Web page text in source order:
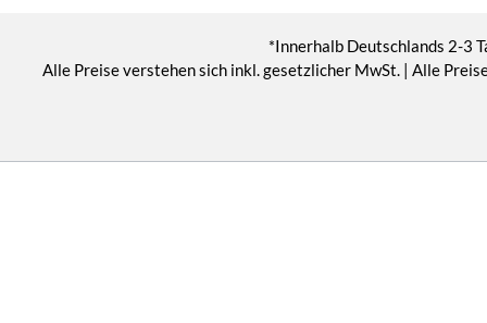
*Innerhalb Deutschlands 2-3
Alle Preise verstehen sich inkl. gesetzlicher MwSt. | Alle